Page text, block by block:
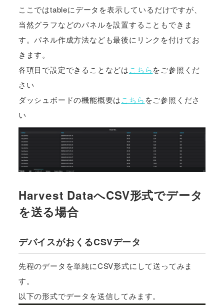
ここではtableにデータを表示しているだけですが、
当然グラフなどのパネルを設置することもできま
す。パネル作成方法なども最後にリンクを付けてお
きます。
各項目で設定できることなどはこちらをご参照くだ
さい
ダッシュボードの機能概要はこちら をご参照くださ
い
Harvest DataへCSV形式でデータ
を送る場合
デバイスがおくるCSVデータ
先程のデータを単純にCSV形式にして送ってみま
す。
以下の形式でデータを送信してみます。